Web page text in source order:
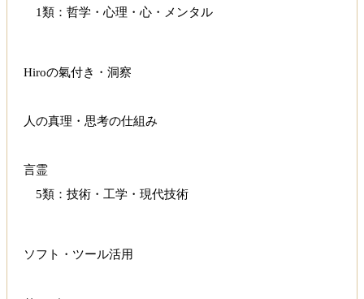
1類：哲学・心理・心・メンタル
Hiroの氣付き・洞察
人の真理・思考の仕組み
言霊
5類：技術・工学・現代技術
ソフト・ツール活用